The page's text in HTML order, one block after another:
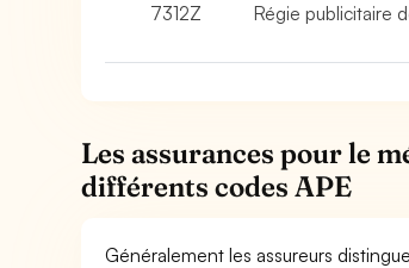
7312Z
Régie publicitaire
Les assurances pour le
différents codes APE
Généralement les assureurs